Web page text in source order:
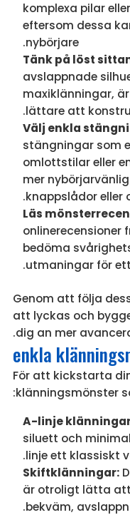
komplexa pilar
eftersom dessa
nybörjare.
Tänk på löst
avslappnade
maxiklänningar,
lättare att
Välj enkla
stängningar som
omlottstilar eller
mer
knappslådor eller
Läs
onlinerecensioner
bedöma
utmaningar för
Genom att följa
att lyckas och
dig an mer
För att kickstarta
klänningsmönster
A-linje
siluett och
linje ett klassiskt
Skiftklänningar:
är otroligt lätta att
bekväm,